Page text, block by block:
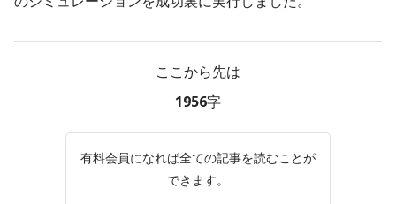
ここから先は
1956字
有料会員になれば全ての記事を読むことが
できます。